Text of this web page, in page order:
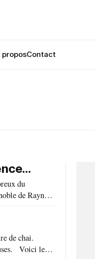
proposContact
du
de chai.
les